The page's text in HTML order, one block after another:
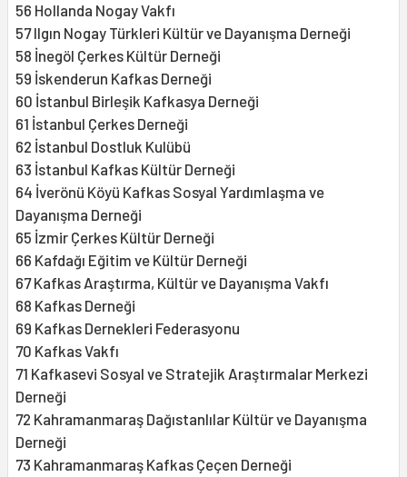
56 Hollanda Nogay Vakfı
57 Ilgın Nogay Türkleri Kültür ve Dayanışma Derneği
58 İnegöl Çerkes Kültür Derneği
59 İskenderun Kafkas Derneği
60 İstanbul Birleşik Kafkasya Derneği
61 İstanbul Çerkes Derneği
62 İstanbul Dostluk Kulübü
63 İstanbul Kafkas Kültür Derneği
64 İverönü Köyü Kafkas Sosyal Yardımlaşma ve
Dayanışma Derneği
65 İzmir Çerkes Kültür Derneği
66 Kafdağı Eğitim ve Kültür Derneği
67 Kafkas Araştırma, Kültür ve Dayanışma Vakfı
68 Kafkas Derneği
69 Kafkas Dernekleri Federasyonu
70 Kafkas Vakfı
71 Kafkasevi Sosyal ve Stratejik Araştırmalar Merkezi
Derneği
72 Kahramanmaraş Dağıstanlılar Kültür ve Dayanışma
Derneği
73 Kahramanmaraş Kafkas Çeçen Derneği